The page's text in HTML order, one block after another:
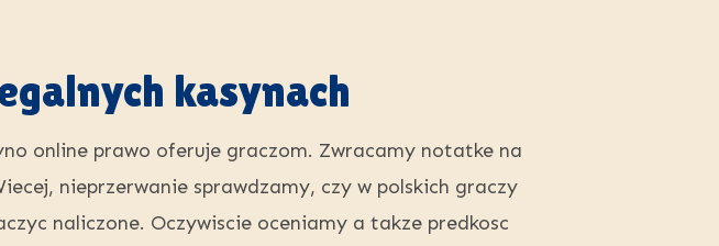
kasynach
online prawo oferuje graczom. Zwracamy notatke na
nieprzerwanie sprawdzamy, czy w polskich graczy
naliczone. Oczywiscie oceniamy a takze predkosc